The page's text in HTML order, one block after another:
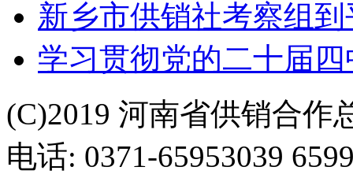
新乡市供销社考察组
学习贯彻党的二十届
(C)2019 河南省供销合作
电话: 0371-65953039